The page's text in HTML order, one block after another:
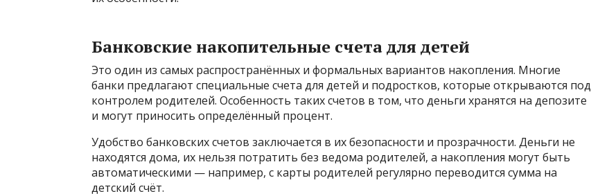
Банковские накопительные счета для детей
Это один из самых распространённых и формальных вариантов накопления. Многие
банки предлагают специальные счета для детей и подростков, которые открываются под
контролем родителей. Особенность таких счетов в том, что деньги хранятся на депозите
и могут приносить определённый процент.
Удобство банковских счетов заключается в их безопасности и прозрачности. Деньги не
находятся дома, их нельзя потратить без ведома родителей, а накопления могут быть
автоматическими — например, с карты родителей регулярно переводится сумма на
детский счёт.